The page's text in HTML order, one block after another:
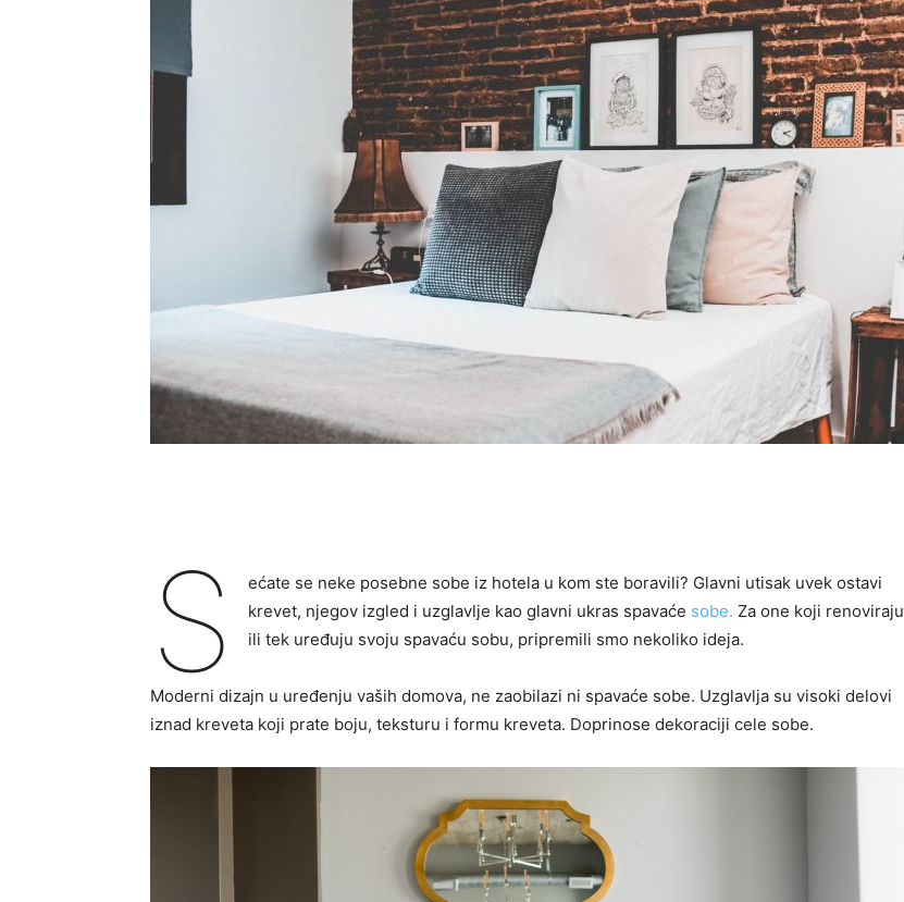
S
ećate se neke posebne sobe iz hotela u kom ste boravili? Glavni utisak uvek ostavi
krevet, njegov izgled i uzglavlje kao glavni ukras spavaće sobe. Za one koji renoviraju
ili tek uređuju svoju spavaću sobu, pripremili smo nekoliko ideja.
Moderni dizajn u uređenju vaših domova, ne zaobilazi ni spavaće sobe. Uzglavlja su visoki delovi
iznad kreveta koji prate boju, teksturu i formu kreveta. Doprinose dekoraciji cele sobe.